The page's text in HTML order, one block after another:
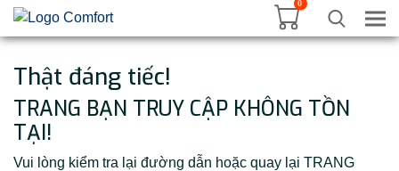
0
Thật đáng tiếc!
TRANG BẠN TRUY CẬP KHÔNG TỒN
TẠI!
Vui lòng kiểm tra lại đường dẫn hoặc quay lại TRANG